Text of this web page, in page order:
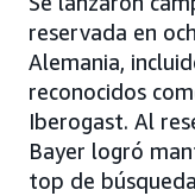
reservada en
Alemania,
reconocidos
Iberogast. Al
Bayer logró
top de